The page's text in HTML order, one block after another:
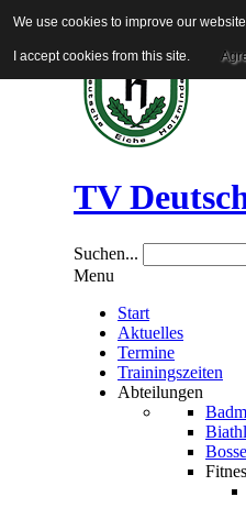
TV
Suchen...
Menu
Start
Aktuelles
Termine
Trainingszeiten
Abteilungen
We use cookies to improve our
I accept cookies from this site.